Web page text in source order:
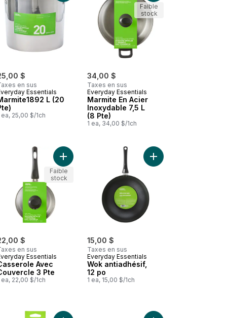
$
en sus
Essentials
L (20
ea, 25,00 $/1ch
34,00 $
Taxes en sus
Everyday Essentials
Marmite En Acier
Inoxydable 7,5 L
(8 Pte)
1 ea, 34,00 $/1ch
Faible
stock
texturée antiadhésive de 3 pintes avec couvercle au
$
en sus
Essentials
Avec
3 Pte
ea, 22,00 $/1ch
Ajouter Casserole Avec Couvercle 3 Pte au
Faible
stock
15,00 $
Taxes en sus
Everyday Essentials
Wok antiadhésif,
12 po
1 ea, 15,00 $/1ch
Ajouter Wok